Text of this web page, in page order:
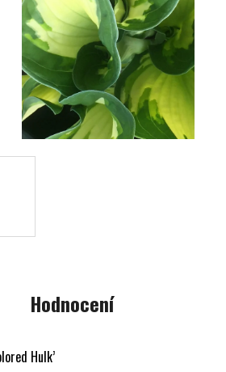
Hodnocení
Hulk’